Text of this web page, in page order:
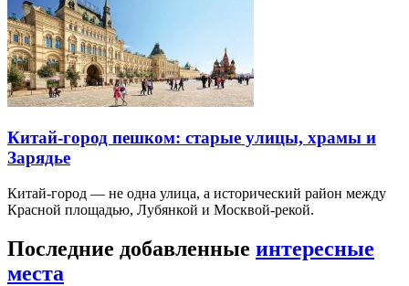
Китай-город пешком: старые улицы, храмы и
Зарядье
Китай-город — не одна улица, а исторический район между
Красной площадью, Лубянкой и Москвой-рекой.
Последние добавленные интересные
места